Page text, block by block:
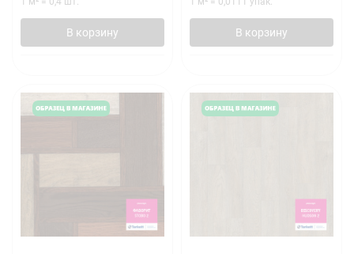
В корзину В корзину